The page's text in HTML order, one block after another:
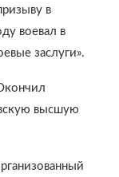
в
воевал в
заслуги».
высшую